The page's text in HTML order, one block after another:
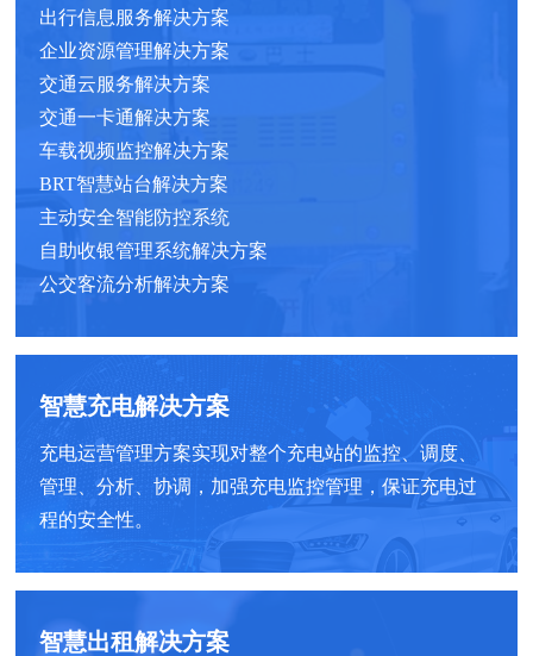
出行信息服务解决方案
企业资源管理解决方案
交通云服务解决方案
交通一卡通解决方案
车载视频监控解决方案
BRT智慧站台解决方案
主动安全智能防控系统
自助收银管理系统解决方案
公交客流分析解决方案
智慧充电解决方案
充电运营管理方案实现对整个充电站的监控、调度、
管理、分析、协调，加强充电监控管理，保证充电过
程的安全性。
智慧出租解决方案